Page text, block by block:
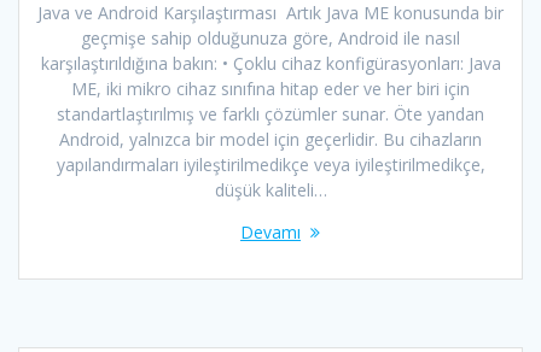
Java ve Android Karşılaştırması Artık Java ME konusunda bir
geçmişe sahip olduğunuza göre, Android ile nasıl
karşılaştırıldığına bakın: • Çoklu cihaz konfigürasyonları: Java
ME, iki mikro cihaz sınıfına hitap eder ve her biri için
standartlaştırılmış ve farklı çözümler sunar. Öte yandan
Android, yalnızca bir model için geçerlidir. Bu cihazların
yapılandırmaları iyileştirilmedikçe veya iyileştirilmedikçe,
düşük kaliteli…
Devamı